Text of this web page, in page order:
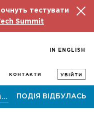
тестувати
Summit
КОНТАКТИ УВІЙТИ
IN ENGLISH
Most JS Frameworks Day 2016 ПОДІЯ ВІДБУЛАСЬ